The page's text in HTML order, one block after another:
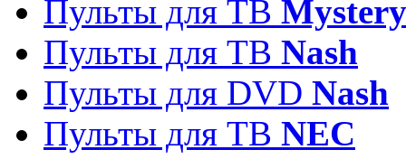
Пульты для ТВ Mystery
Пульты для ТВ Nash
Пульты для DVD Nash
Пульты для ТВ NEC